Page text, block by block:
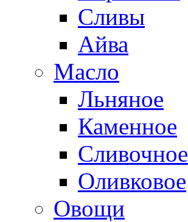
Сливы
Айва
Масло
Льняное
Каменное
Сливочное
Оливковое
Овощи